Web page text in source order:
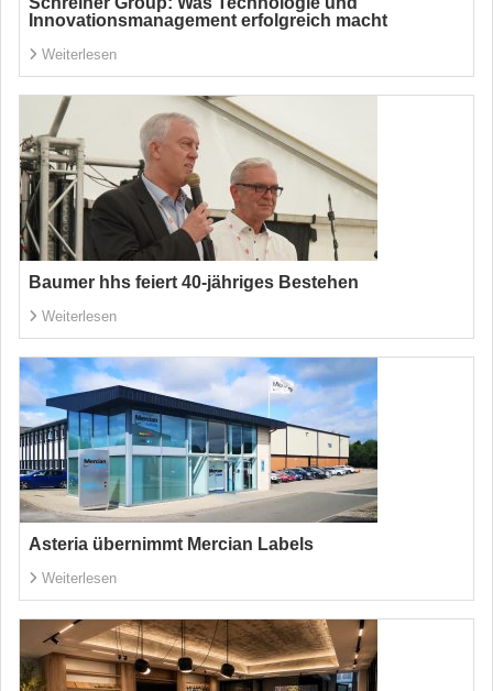
Innovations­management erfolgreich macht
Weiterlesen
Baumer hhs feiert 40-jähriges Bestehen
Weiterlesen
Asteria übernimmt Mercian Labels
Weiterlesen